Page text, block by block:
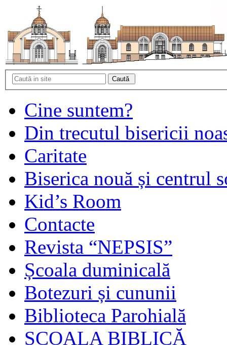
Cine suntem?
Din trecutul bisericii
Caritate
Biserica nouă și centrul
Kid’s Room
Contacte
Revista “NEPSIS”
Școala duminicală
Botezuri și cununii
Biblioteca Parohială
ȘCOALA BIBLICĂ